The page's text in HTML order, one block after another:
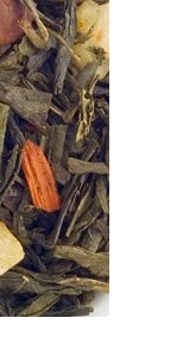
valinnat
tuotteen
sivulla.